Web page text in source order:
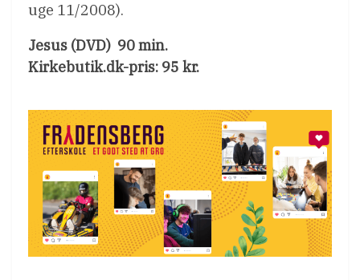
uge 11/2008).
Jesus (DVD)  90 min.
Kirkebutik.dk-pris: 95 kr.